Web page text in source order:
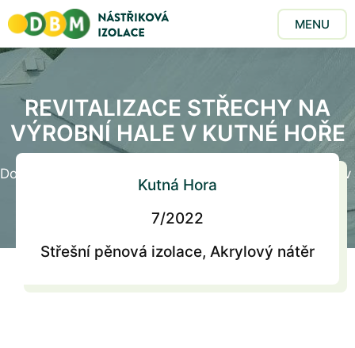
MENU
REVITALIZACE STŘECHY NA
VÝROBNÍ HALE V KUTNÉ HOŘE
Domů
Revitalizace střechy na výrobní hale v
Kutné Hoře
Kutná Hora
7/2022
Střešní pěnová izolace, Akrylový nátěr